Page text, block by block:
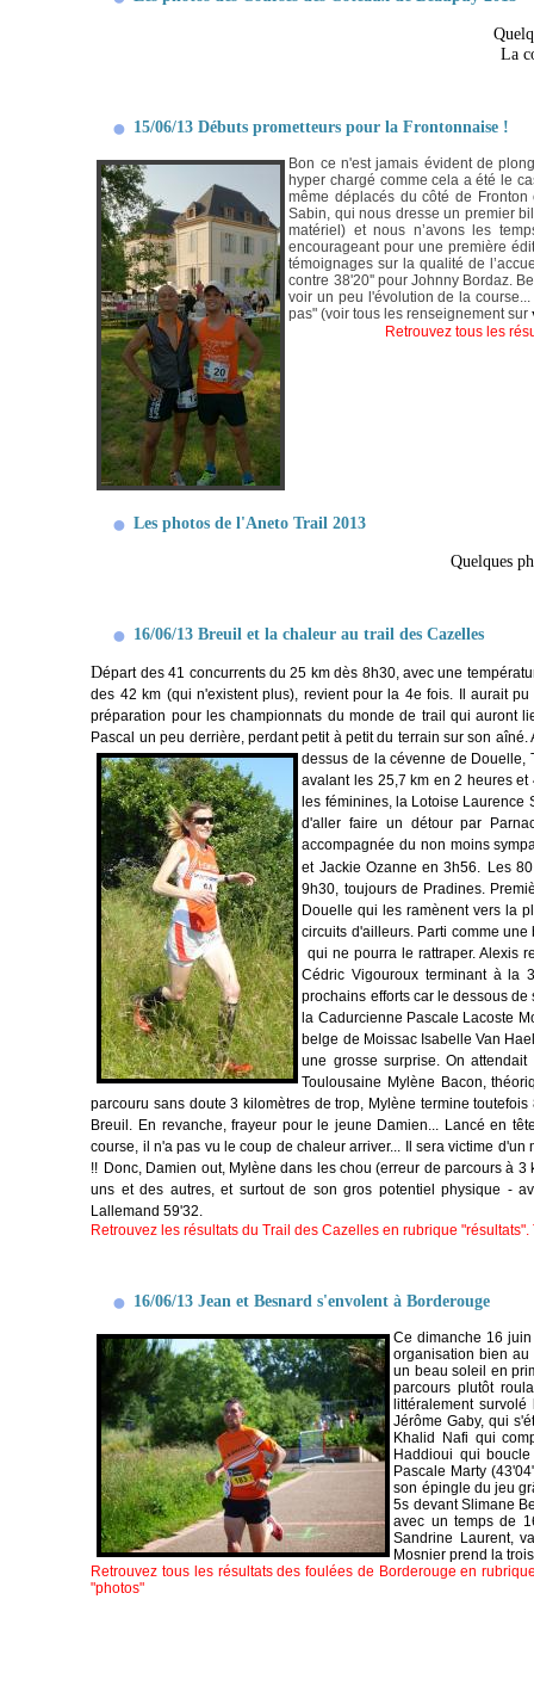
La
15/06/13 Débuts prometteurs pour la Frontonnaise !
Bon ce n'est jamais évident de
hyper chargé comme cela a été le
même déplacés du côté de
Sabin, qui nous dresse un premier
matériel) et nous n’avons les
encourageant pour une première
témoignages sur la qualité de
contre 38'20'' pour Johnny Bordaz.
voir un peu l'évolution de la
pas" (voir tous les renseignement sur
Retrouvez tous les
Les photos de l'Aneto Trail 2013
Quelques
16/06/13 Breuil et la chaleur au trail des Cazelles
Départ des 41 concurrents du 25 km dès 8h30, avec une
des 42 km (qui n'existent plus), revient pour la 4e fois. Il aurait
préparation pour les championnats du monde de trail qui auront
Pascal un peu derrière, perdant petit à petit du terrain sur son
dessus de la cévenne de Douelle,
avalant les 25,7 km en 2 heures
les féminines, la Lotoise
d'aller faire un détour par
accompagnée du non moins
et Jackie Ozanne en 3h56. Les
9h30, toujours de Pradines.
Douelle qui les ramènent vers la
circuits d'ailleurs. Parti comme
qui ne pourra le rattraper. Alexis
Cédric Vigouroux terminant à la
prochains efforts car le dessous
la Cadurcienne Pascale Lacoste
belge de Moissac Isabelle Van
une grosse surprise. On
Toulousaine Mylène Bacon,
parcouru sans doute 3 kilomètres de trop, Mylène termine
Breuil. En revanche, frayeur pour le jeune Damien... Lancé en
course, il n'a pas vu le coup de chaleur arriver... Il sera victime
!! Donc, Damien out, Mylène dans les chou (erreur de parcours à
uns et des autres, et surtout de son gros potentiel physique -
Lallemand 59'32.
Retrouvez les résultats du Trail des Cazelles en rubrique
16/06/13 Jean et Besnard s'envolent à Borderouge
Ce dimanche 16
organisation bien au
un beau soleil en
parcours plutôt
littéralement
Jérôme Gaby, qui
Khalid Nafi qui
Haddioui qui bou
Pascale Marty
son épingle du jeu
5s devant Slimane
avec un temps de
Sandrine Laurent,
Mosnier prend la
Retrouvez tous les résultats des foulées de Borderouge en
"photos"